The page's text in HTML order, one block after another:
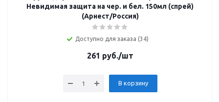
Невидимая защита на чер. и бел. 150мл (спрей)
(Арнест/Россия)
Доступно для заказа (34)
261 руб./шт
В корзину